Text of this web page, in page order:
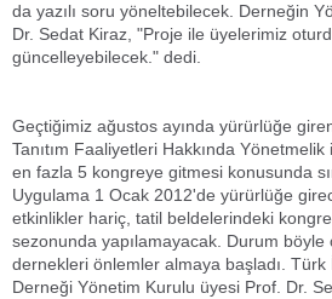
da yazılı soru yöneltebilecek. Derneğin
Dr. Sedat Kiraz, "Proje ile üyelerimiz
güncelleyebilecek." dedi.
Geçtiğimiz ağustos ayında yürürlüğe
Tanıtım Faaliyetleri Hakkında
en fazla 5 kongreye gitmesi konusunda
Uygulama 1 Ocak 2012'de yürürlüğe
etkinlikler hariç, tatil beldelerindeki
sezonunda yapılamayacak. Durum böyle
dernekleri önlemler almaya başladı. Türk
Derneği Yönetim Kurulu üyesi Prof. Dr.